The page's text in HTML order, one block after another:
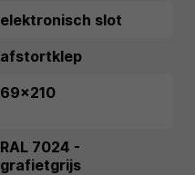
elektronisch slot
afstortklep
69x210
RAL 7024 -
grafietgrijs